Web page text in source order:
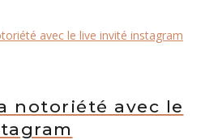
notoriété avec le